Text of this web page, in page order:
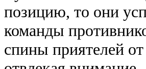
позицию, то они
команды
спины приятелей